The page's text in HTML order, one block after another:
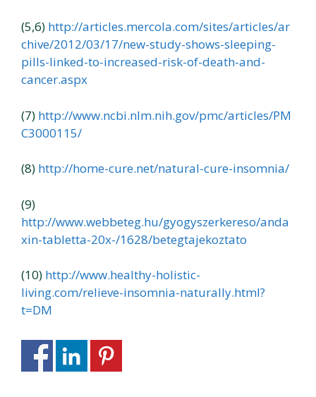
(5,6) http://articles.mercola.com/sites/articles/ar
chive/2012/03/17/new-study-shows-sleeping-
pills-linked-to-increased-risk-of-death-and-
cancer.aspx
(7) http://www.ncbi.nlm.nih.gov/pmc/articles/PM
C3000115/
(8) http://home-cure.net/natural-cure-insomnia/
(9)
http://www.webbeteg.hu/gyogyszerkereso/anda
xin-tabletta-20x-/1628/betegtajekoztato
(10) http://www.healthy-holistic-
living.com/relieve-insomnia-naturally.html?
t=DM